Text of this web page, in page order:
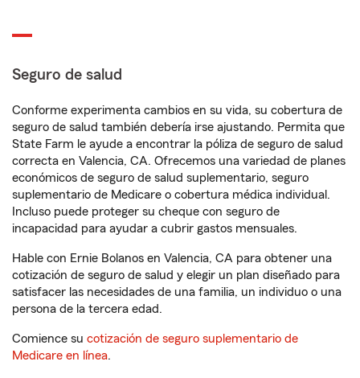
Seguro de salud
Conforme experimenta cambios en su vida, su cobertura de
seguro de salud también debería irse ajustando. Permita que
State Farm le ayude a encontrar la póliza de seguro de salud
correcta en Valencia, CA. Ofrecemos una variedad de planes
económicos de seguro de salud suplementario, seguro
suplementario de Medicare o cobertura médica individual.
Incluso puede proteger su cheque con seguro de
incapacidad para ayudar a cubrir gastos mensuales.
Hable con Ernie Bolanos en Valencia, CA para obtener una
cotización de seguro de salud y elegir un plan diseñado para
satisfacer las necesidades de una familia, un individuo o una
persona de la tercera edad.
Comience su cotización de seguro suplementario de
Medicare en línea.